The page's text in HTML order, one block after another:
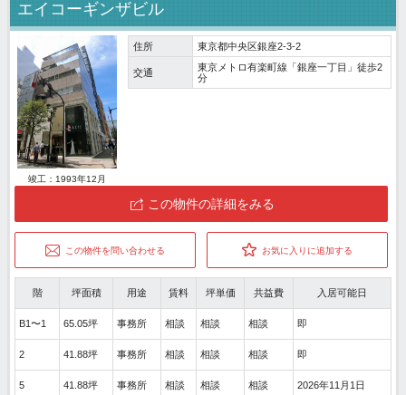
エイコーギンザビル
竣工：1993年12月
住所 東京都中央区銀座2-3-2
交通
東京メトロ有楽町線「銀座一丁目」徒歩2
分
この物件の詳細をみる
この物件を問い合わせる お気に入りに追加する
階 坪面積 用途 賃料 坪単価 共益費 入居可能日
B1〜1 65.05坪 事務所 相談 相談 相談 即
2 41.88坪 事務所 相談 相談 相談 即
5 41.88坪 事務所 相談 相談 相談 2026年11月1日